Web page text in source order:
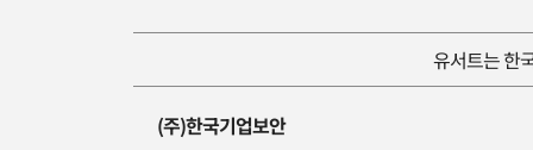
유서트는 한
(주)한국기업보안